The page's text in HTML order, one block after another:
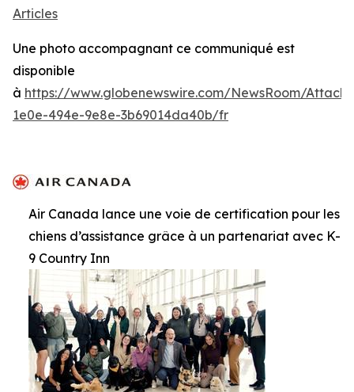
Articles
Une photo accompagnant ce communiqué est
disponible
à https://www.globenewswire.com/NewsRoom/
1e0e-494e-9e8e-3b69014da40b/fr
Air Canada lance une voie de certification pour les
chiens d’assistance grâce à un partenariat avec K-
9 Country Inn